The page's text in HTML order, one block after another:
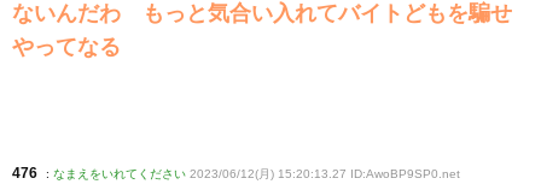
ないんだわ もっと気合い入れてバイトどもを騙せ
やってなる
476 : なまえをいれてください 2023/06/12(月) 15:20:13.27 ID:AwoBP9SP0.net